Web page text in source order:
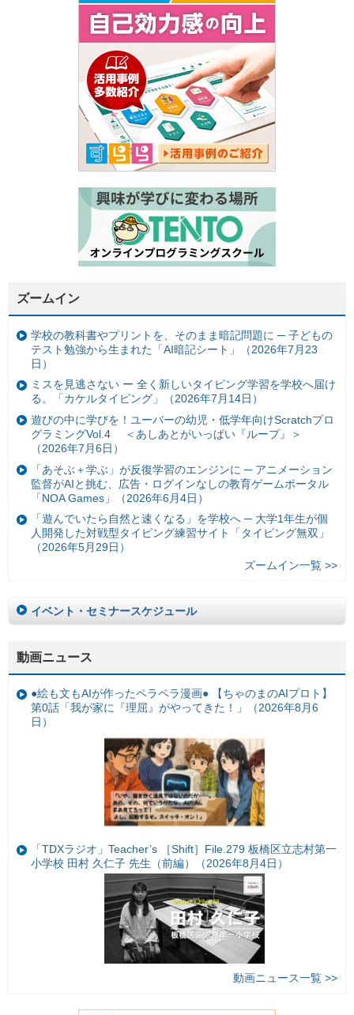
ズームイン
学校の教科書やプリントを、そのまま暗記問題に ─ 子どもの
テスト勉強から生まれた「AI暗記シート」（2026年7月23
日）
ミスを見逃さない ー 全く新しいタイピング学習を学校へ届け
る。「カケルタイピング」（2026年7月14日）
遊びの中に学びを！ユーバーの幼児・低学年向けScratchプロ
グラミングVol.4 ＜あしあとがいっぱい『ループ』＞
（2026年7月6日）
「あそぶ＋学ぶ」が反復学習のエンジンに ─ アニメーション
監督がAIと挑む、広告・ログインなしの教育ゲームポータル
「NOA Games」（2026年6月4日）
「遊んでいたら自然と速くなる」を学校へ ─ 大学1年生が個
人開発した対戦型タイピング練習サイト「タイピング無双」
（2026年5月29日）
ズームイン一覧 >>
イベント・セミナースケジュール
動画ニュース
●絵も文もAIが作ったペラペラ漫画● 【ちゃのまのAIプロト】
第0話「我が家に『理屈』がやってきた！」（2026年8月6
日）
「TDXラジオ」Teacher’s ［Shift］File.279 板橋区立志村第一
小学校 田村 久仁子 先生（前編）（2026年8月4日）
動画ニュース一覧 >>